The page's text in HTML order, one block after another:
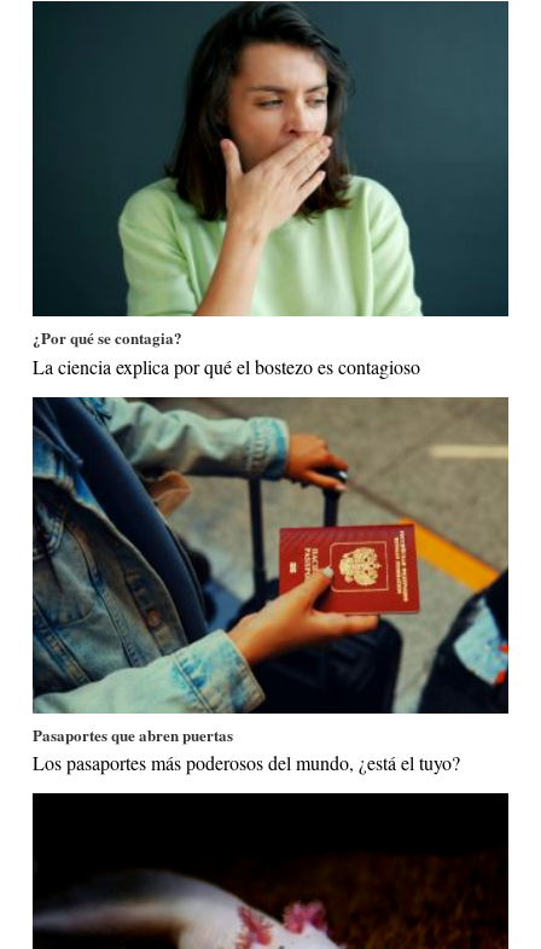
¿Por qué se contagia?
La ciencia explica por qué el bostezo es contagioso
Pasaportes que abren puertas
Los pasaportes más poderosos del mundo, ¿está el tuyo?